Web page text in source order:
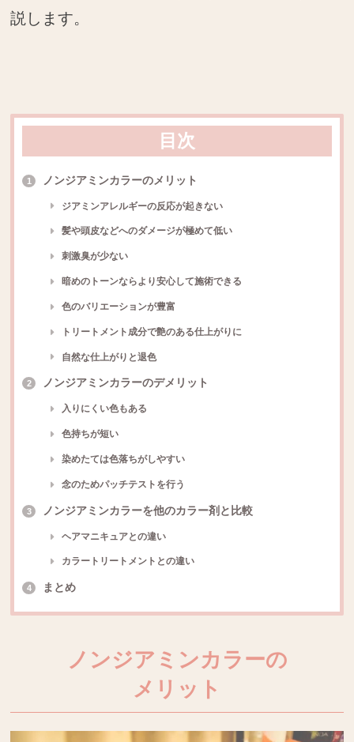
説します。
目次
1 ノンジアミンカラーのメリット
ジアミンアレルギーの反応が起きない
髪や頭皮などへのダメージが極めて低い
刺激臭が少ない
暗めのトーンならより安心して施術できる
色のバリエーションが豊富
トリートメント成分で艶のある仕上がりに
自然な仕上がりと退色
2 ノンジアミンカラーのデメリット
入りにくい色もある
色持ちが短い
染めたては色落ちがしやすい
念のためパッチテストを行う
3 ノンジアミンカラーを他のカラー剤と比較
ヘアマニキュアとの違い
カラートリートメントとの違い
4 まとめ
ノンジアミンカラーの
メリット